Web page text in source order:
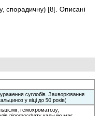
спорадичну) [8]. Описані
суглобів. Захворювання
у віці до 50 років)
гемохроматозу,